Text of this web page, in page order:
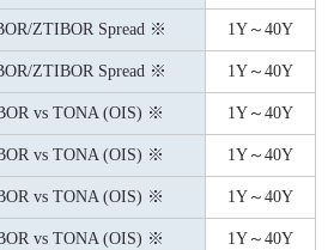
ZTIBOR Spread ※ 1Y～40Y
ZTIBOR Spread ※ 1Y～40Y
vs TONA (OIS) ※ 1Y～40Y
vs TONA (OIS) ※ 1Y～40Y
vs TONA (OIS) ※ 1Y～40Y
vs TONA (OIS) ※ 1Y～40Y